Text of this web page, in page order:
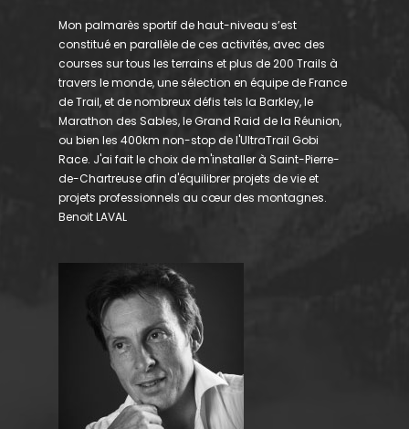
Mon palmarès sportif de haut-niveau s’est
constitué en parallèle de ces activités, avec des
courses sur tous les terrains et plus de 200 Trails à
travers le monde, une sélection en équipe de France
de Trail, et de nombreux défis tels la Barkley, le
Marathon des Sables, le Grand Raid de la Réunion,
ou bien les 400km non-stop de l'UltraTrail Gobi
Race. J'ai fait le choix de m'installer à Saint-Pierre-
de-Chartreuse afin d'équilibrer projets de vie et
projets professionnels au cœur des montagnes.
Benoit LAVAL